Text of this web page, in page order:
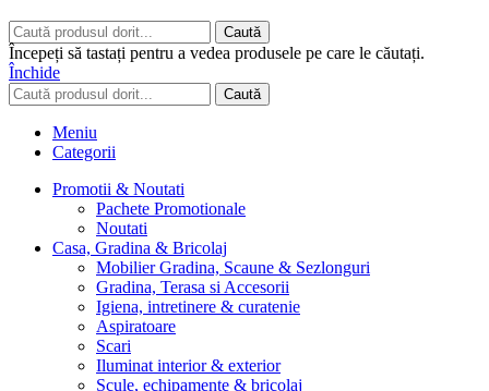
Caută
Începeți să tastați pentru a vedea produsele pe care le căutați.
Închide
Caută
Meniu
Categorii
Promotii & Noutati
Pachete Promotionale
Noutati
Casa, Gradina & Bricolaj
Mobilier Gradina, Scaune & Sezlonguri
Gradina, Terasa si Accesorii
Igiena, intretinere & curatenie
Aspiratoare
Scari
Iluminat interior & exterior
Scule, echipamente & bricolaj